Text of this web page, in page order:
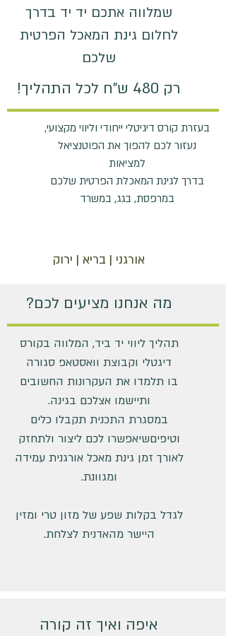
שמלווה אתכם יד יד בדרך
לחלום גינת המאכל הפרטית
שלכם
רק 480 ש"ח לכל התהליך!
בעזרת קורס דיגיטלי ייחודי וליווי מקצועי,
נעזור לכם להפוך את הפוטנציאל
למציאות
בדרך לגינת המאכלת הפרטית שלכם
במרפסת, בגג, במשרד
אורגני | בריא | ירוק
מה אנחנו מציעים לכם?
תהליך ליווי יד ביד, המלווה בקורס
דיגטלי וקבוצת וואסטאפ סגורה
בו תלמדו את העקרונות החשובים
ותיישמו אצלכם בגינה.
במסגרת התכנית תקבלו כלים
וטיפיםשיאפשרו לכם ליצור ולתחזק
לאורך זמן גינת מאכלאורגנית עמידה
ומגוונת.
לגדל בקלות שפע של מזון טרי ומזין
היישר מהאדנית לצלחת.
איפה ואיך זה קורה